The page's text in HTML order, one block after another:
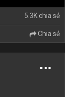
5.3K chia sẻ
Chia sẻ